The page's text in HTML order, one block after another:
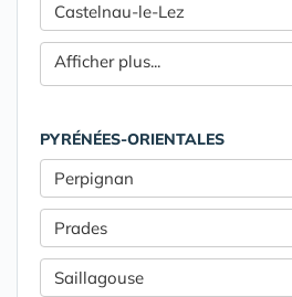
Castelnau-le-Lez
Afficher plus...
PYRÉNÉES-ORIENTALES
Perpignan
Prades
Saillagouse